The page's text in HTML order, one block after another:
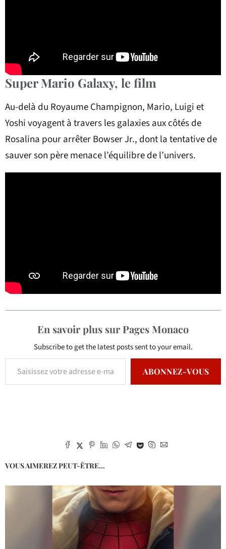
Super Mario Galaxy, le film
Au-delà du Royaume Champignon, Mario, Luigi et
Yoshi voyagent à travers les galaxies aux côtés de
Rosalina pour arrêter Bowser Jr., dont la tentative de
sauver son père menace l’équilibre de l’univers.
En savoir plus sur Pages Monaco
Subscribe to get the latest posts sent to your email.
ABONNEZ-VOUS
VOUS AIMEREZ PEUT-ÊTRE...